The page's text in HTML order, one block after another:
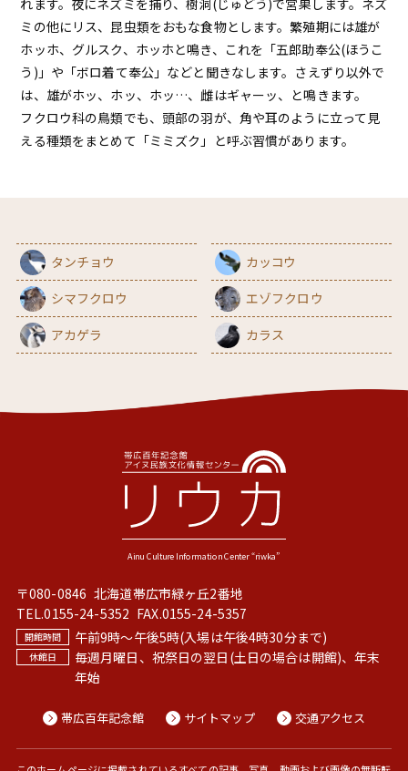
ミの他にリス、昆虫類をおもな食物とします。繁殖期には雄が
ホッホ、グルスク、ホッホと鳴き、これを「五郎助奉公(ほうこ
う)」や「ボロ着て奉公」などと聞きなします。さえずり以外で
は、雄がホッ、ホッ、ホッ…、雌はギャーッ、と鳴きます。
フクロウ科の鳥類でも、頭部の羽が、角や耳のように立って見
える種類をまとめて「ミミズク」と呼ぶ習慣があります。
タンチョウ
カッコウ
シマフクロウ
エゾフクロウ
アカゲラ
カラス
〒080-0846 北海道帯広市緑ヶ丘2番地
TEL.0155-24-5352 FAX.0155-24-5357
午前9時〜午後5時(入場は午後4時30分まで)
毎週月曜日、祝祭日の翌日(土日の場合は開館)、年末
年始
帯広百年記念館 サイトマップ 交通アクセス